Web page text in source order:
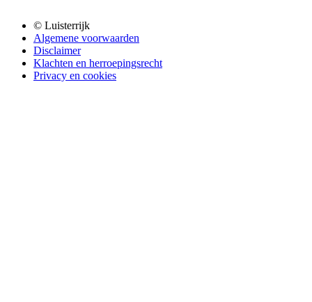
© Luisterrijk
Algemene voorwaarden
Disclaimer
Klachten en herroepingsrecht
Privacy en cookies